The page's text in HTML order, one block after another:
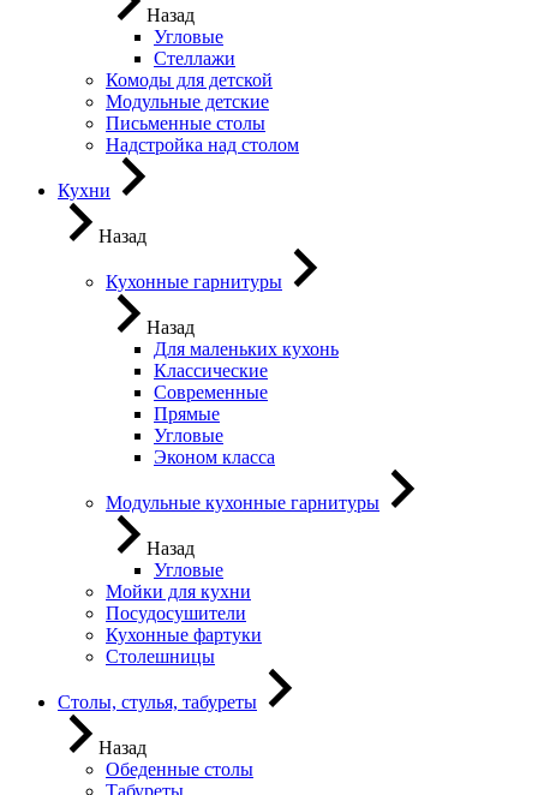
Назад
Угловые
Стеллажи
Комоды для детской
Модульные детские
Письменные столы
Надстройка над столом
Кухни
Назад
Кухонные гарнитуры
Назад
Для маленьких кухонь
Классические
Современные
Прямые
Угловые
Эконом класса
Модульные кухонные гарнитуры
Назад
Угловые
Мойки для кухни
Посудосушители
Кухонные фартуки
Столешницы
Столы, стулья, табуреты
Назад
Обеденные столы
Табуреты